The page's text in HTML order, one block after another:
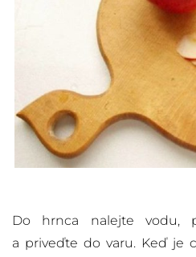
Do hrnca nalejte vodu,
a priveďte do varu. Keď je